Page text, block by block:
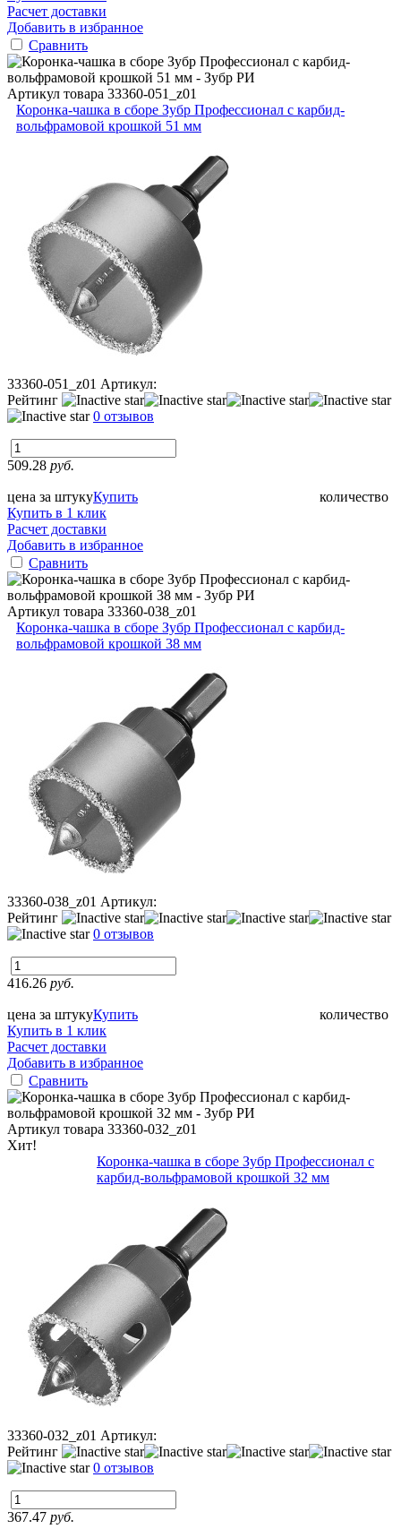
Расчет доставки
Добавить в избранное
Сравнить
Артикул товара 33360-051_z01
Коронка-чашка в сборе Зубр Профессионал с карбид-
вольфрамовой крошкой 51 мм
33360-051_z01 Артикул:
Рейтинг
0 отзывов
509.28 руб.
цена за штуку количество
Купить
Купить в 1 клик
Расчет доставки
Добавить в избранное
Сравнить
Артикул товара 33360-038_z01
Коронка-чашка в сборе Зубр Профессионал с карбид-
вольфрамовой крошкой 38 мм
33360-038_z01 Артикул:
Рейтинг
0 отзывов
416.26 руб.
цена за штуку количество
Купить
Купить в 1 клик
Расчет доставки
Добавить в избранное
Сравнить
Артикул товара 33360-032_z01
Хит!
Коронка-чашка в сборе Зубр Профессионал с
карбид-вольфрамовой крошкой 32 мм
33360-032_z01 Артикул:
Рейтинг
0 отзывов
367.47 руб.